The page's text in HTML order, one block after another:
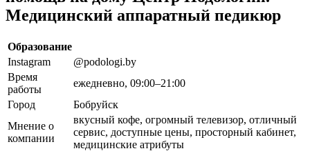
Медицинский аппаратный педикюр
Образование
Instagram
@podologi.by
Время
работы
ежедневно, 09:00–21:00
Город
Бобруйск
Мнение о
компании
вкусный кофе, огромный телевизор, отличный
сервис, доступные цены, просторный кабинет,
медицинские атрибуты